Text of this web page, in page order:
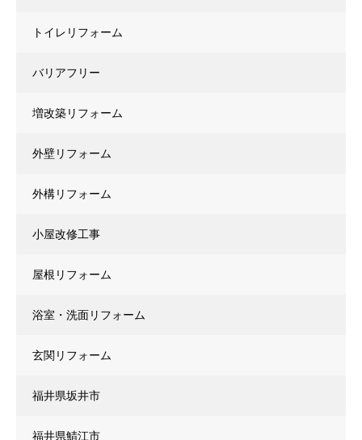
トイレリフォーム
バリアフリー
増改築リフォーム
外壁リフォーム
外構リフォーム
小屋改修工事
屋根リフォーム
浴室・洗面リフォーム
玄関リフォーム
福井県坂井市
福井県鯖江市